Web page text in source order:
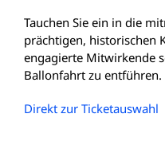
Tauchen Sie ein in die
prächtigen, historischen
engagierte Mitwirkende
Ballonfahrt zu entführen.
Direkt zur Ticketauswahl